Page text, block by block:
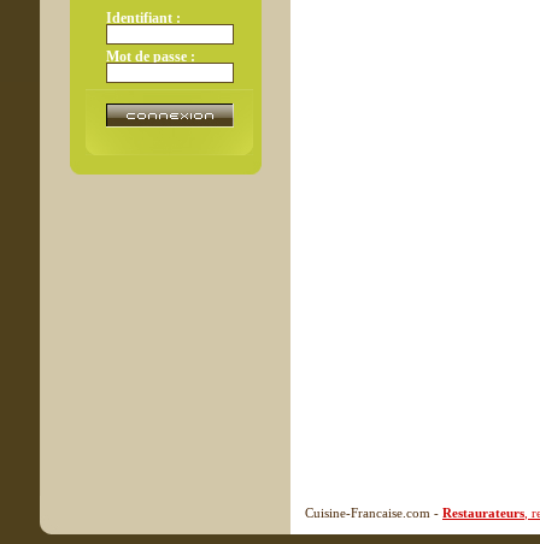
Identifiant :
Mot de passe :
Cuisine-Francaise.com - Restaurateurs ,